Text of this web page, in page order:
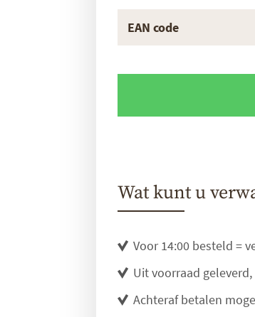
EAN code
Wat kunt u
Voor 14:00 besteld =
Uit voorraad
Achteraf betalen